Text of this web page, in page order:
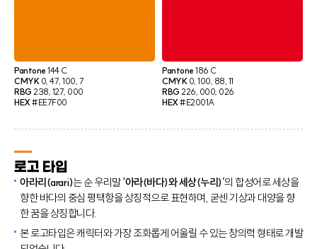
Pantone 144 C
CMYK0, 47, 100, 7
RBG 238, 127, 000
HEX#EE7F00
Pantone 186 C
CMYK0, 100, 88, 11
RBG 226, 000, 026
HEX#E2001A
로고 타입
아라리(arari)는 순 우리말‘아라(바다)와 세상(누리)’의 합성어로 세상을
향한 바다의 중심 평택항을 상징적으로 표현하며, 굳센 기상과 대양을 향
한 꿈을 상징합니다.
본 로고타입은 캐릭터와 가장 조화롭게 어울릴 수 있는 창의력 형태로 개발